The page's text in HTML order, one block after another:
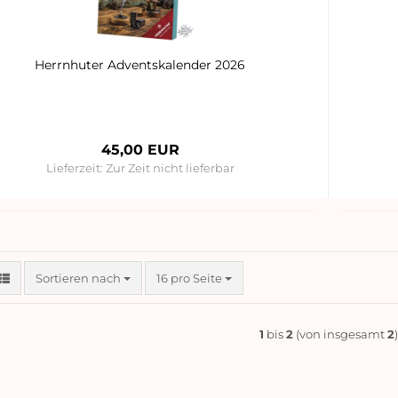
Herrnhuter Adventskalender 2026
45,00 EUR
Lieferzeit: Zur Zeit nicht lieferbar
Sortieren nach
Sortieren nach 16 pro Seite
pro Seite
1 bis2 (von insgesamt2)